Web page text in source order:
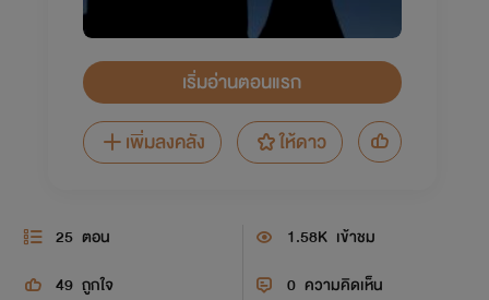
เริ่มอ่านตอนแรก
เพิ่มลงคลัง
ให้ดาว
25 ตอน 1.58K เข้าชม
49 ถูกใจ 0 ความคิดเห็น